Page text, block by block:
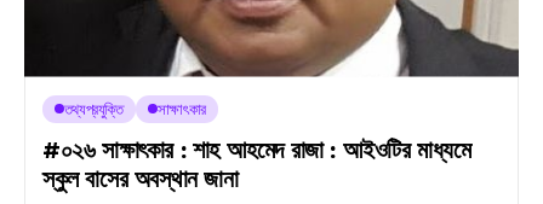
তথ্যপ্রযুক্তি সাক্ষাৎকার
#০২৬ সাক্ষাৎকার : শাহ আহমেদ রাজা : আইওটির মাধ্যমে
স্কুল বাসের অবস্থান জানা